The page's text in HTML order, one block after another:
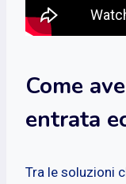
Come
entrata
Tra le soluzioni